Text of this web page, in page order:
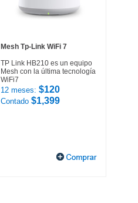
Mesh Tp-Link WiFi 7
TP Link HB210 es un equipo
Mesh con la última tecnología
WiFi7
12 meses: $120
Contado $1,399